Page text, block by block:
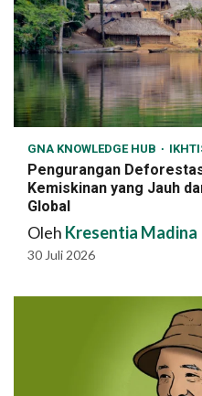
GNA KNOWLEDGE HUB
Pengurangan
Kemiskinan yang Jauh
Global
Oleh Kresentia Madina
30 Juli 2026